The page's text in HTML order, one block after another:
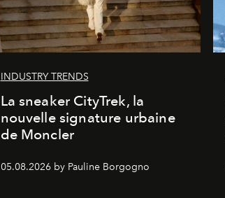
INDUSTRY TRENDS
La sneaker CityTrek, la
nouvelle signature urbaine
de Moncler
05.08.2026 by Pauline Borgogno